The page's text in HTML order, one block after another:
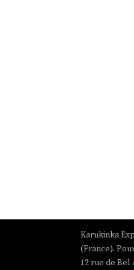
Karukinka
(France).
12 rue de Bel